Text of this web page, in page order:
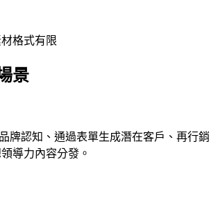
格式有限
景
品牌認知、通過表單生成潛在客戶、再行銷
導力內容分發。